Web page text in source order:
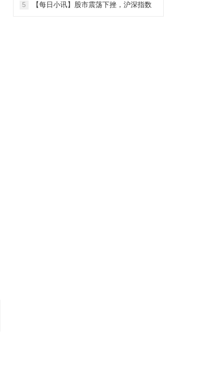
5
【每日小讯】股市震荡下挫，沪深指数